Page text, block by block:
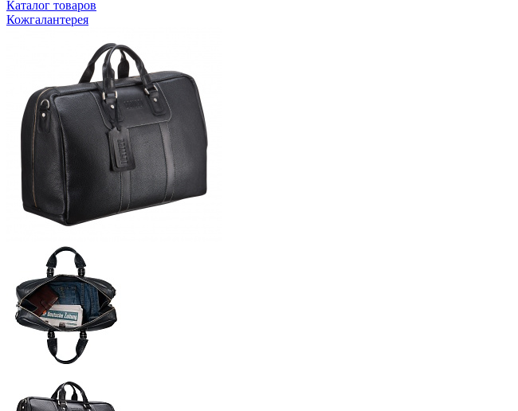
Каталог товаров
Кожгалантерея